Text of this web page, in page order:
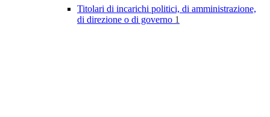
Titolari di incarichi politici, di amministrazione,
di direzione o di governo 1